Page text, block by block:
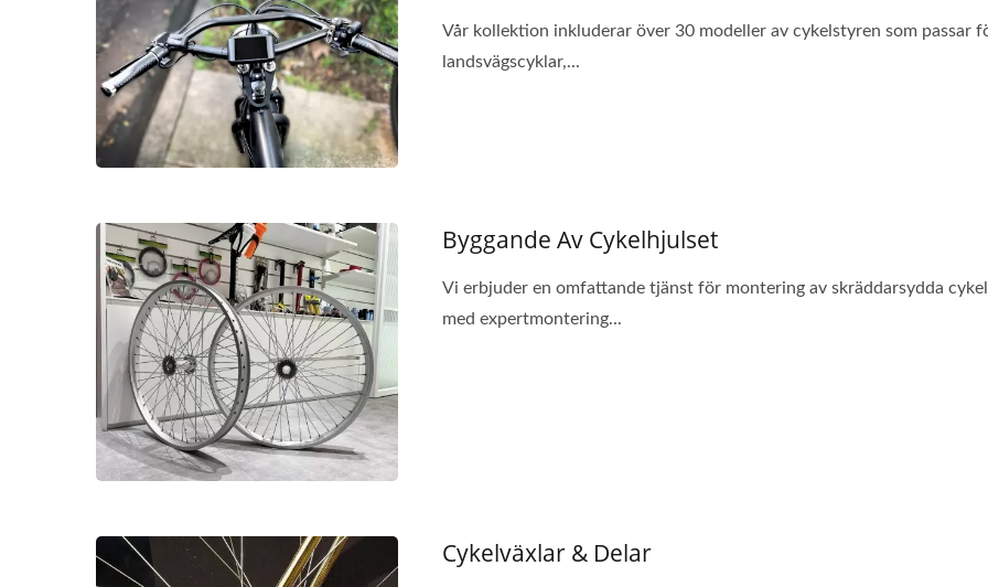
Vår kollektion inkluderar över 30 modeller av cykelstyren som passar
landsvägscyklar,...
Byggande Av Cykelhjulset
Vi erbjuder en omfattande tjänst för montering av skräddarsydda
med expertmontering...
Cykelväxlar & Delar